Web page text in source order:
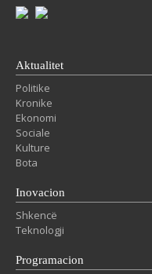
Aktualitet
Politike
Kronike
Ekonomi
Sociale
Kulture
Bota
Inovacion
Shkencë
Teknologji
Programacion